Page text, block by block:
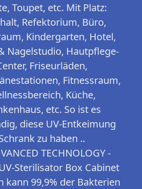
Toupet, etc. Mit Platz:
Refektorium, Büro,
Kindergarten, Hotel,
Nagelstudio, Hautpflege-
Friseurläden,
Fitnessraum,
Küche,
etc. So ist es
diese UV-Entkeimung
zu haben ..
TECHNOLOGY -
Sterilisator Box Cabinet
kann 99,9% der Bakterien